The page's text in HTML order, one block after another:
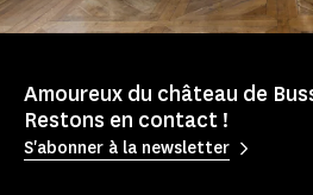
Amoureux du château de
Restons en contact !
S'abonner à la newsletter